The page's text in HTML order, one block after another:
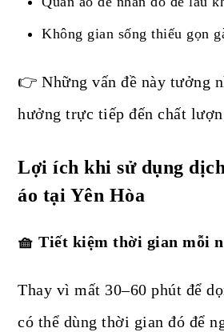
Không gian sống thiếu gọn
👉 Những vấn đề này tưởng
hưởng trực tiếp đến chất
Lợi ích khi sử dụng
áo tại Yên Hòa
🧺 Tiết kiệm thời gian mỗi
Thay vì mất 30–60 phút để
có thể dùng thời gian đó để